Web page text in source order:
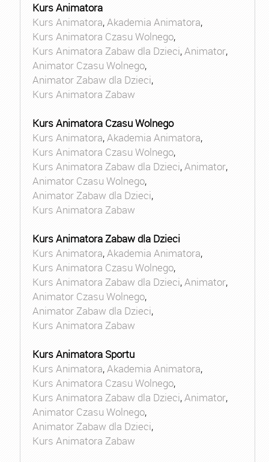
Kurs Animatora
Kurs Animatora,Akademia Animatora,
Kurs Animatora Czasu Wolnego,
Kurs Animatora Zabaw dla Dzieci,Animator,
Animator Czasu Wolnego,
Animator Zabaw dla Dzieci,
Kurs Animatora Zabaw
Kurs Animatora Czasu Wolnego
Kurs Animatora,Akademia Animatora,
Kurs Animatora Czasu Wolnego,
Kurs Animatora Zabaw dla Dzieci,Animator,
Animator Czasu Wolnego,
Animator Zabaw dla Dzieci,
Kurs Animatora Zabaw
Kurs Animatora Zabaw dla Dzieci
Kurs Animatora,Akademia Animatora,
Kurs Animatora Czasu Wolnego,
Kurs Animatora Zabaw dla Dzieci,Animator,
Animator Czasu Wolnego,
Animator Zabaw dla Dzieci,
Kurs Animatora Zabaw
Kurs Animatora Sportu
Kurs Animatora,Akademia Animatora,
Kurs Animatora Czasu Wolnego,
Kurs Animatora Zabaw dla Dzieci,Animator,
Animator Czasu Wolnego,
Animator Zabaw dla Dzieci,
Kurs Animatora Zabaw